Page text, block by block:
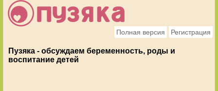
Полная версия Регистрация
Пузяка - обсуждаем беременность, роды и
воспитание детей